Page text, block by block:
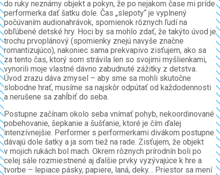
do ruky neznámy objekt a pokyn, že po nejakom čase mi príde
performerka dať šatku dole. Čas „slepoty“ je vyplnený
počúvaním audionahrávok, spomienok rôznych ľudí na
obľúbené detské hry. Hoci by sa mohlo zdať, že takýto úvod je
trochu prvoplánový (spomienky znejú navyše značne
romantizujúco), nakoniec sama prekvapivo zisťujem, ako sa
za tento čas, ktorý som strávila len so svojimi myšlienkami,
vynorili moje vlastné dávno zabudnuté zážitky z detstva.
Úvod zrazu dáva zmysel – aby sme sa mohli skutočne
slobodne hrať, musíme sa najskôr odpútať od každodennosti
a nerušene sa zahĺbiť do seba.
Postupne začínam okolo seba vnímať pohyb, nekoordinované
pobehovanie, šepkanie a šušťanie, ktoré je čím ďalej
intenzívnejšie. Performer s performerkami divákom postupne
dávajú dole šatky a ja som tiež na rade. Zisťujem, že objekt
v mojich rukách bol mach. Okrem rôznych prírodnín boli po
celej sále rozmiestnené aj ďalšie prvky vyzývajúce k hre a
tvorbe – lepiace pásky, papiere, laná, deky… Priestor sa mení